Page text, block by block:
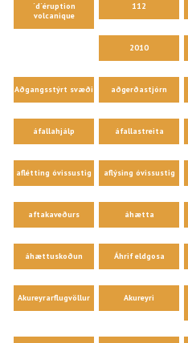
´d´éruption
volcanique
112
2010
Aðgangsstýrt svæði aðgerðastjórn
áfallahjálp áfallastreita
aflétting óvissustig aflýsing óvissustig
aftakaveðurs áhætta
áhættuskoðun Áhrif eldgosa
Akureyrarflugvöllur Akureyri